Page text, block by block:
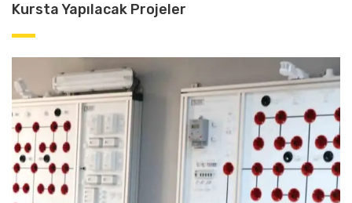
Kursta Yapılacak Projeler